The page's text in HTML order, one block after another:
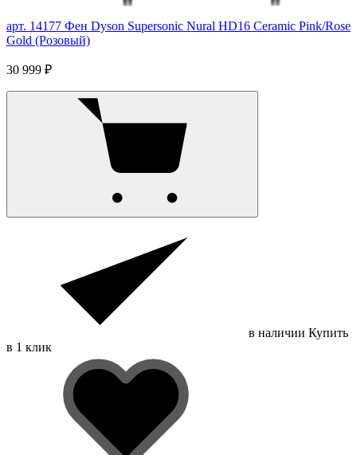
арт. 14177 Фен Dyson Supersonic Nural HD16 Ceramic Pink/Rose
Gold (Розовый)
30 999 ₽
в наличии Купить
в 1 клик